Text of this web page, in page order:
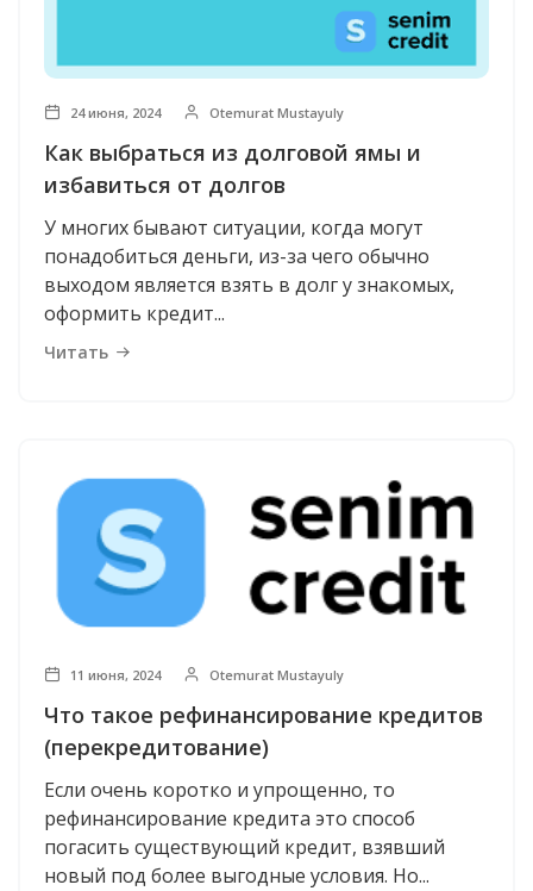
24 июня, 2024 Otemurat Mustayuly
Как выбраться из долговой ямы и
избавиться от долгов
У многих бывают ситуации, когда могут
понадобиться деньги, из-за чего обычно
выходом является взять в долг у знакомых,
оформить кредит...
Читать
11 июня, 2024 Otemurat Mustayuly
Что такое рефинансирование кредитов
(перекредитование)
Если очень коротко и упрощенно, то
рефинансирование кредита это способ
погасить существующий кредит, взявший
новый под более выгодные условия. Но...